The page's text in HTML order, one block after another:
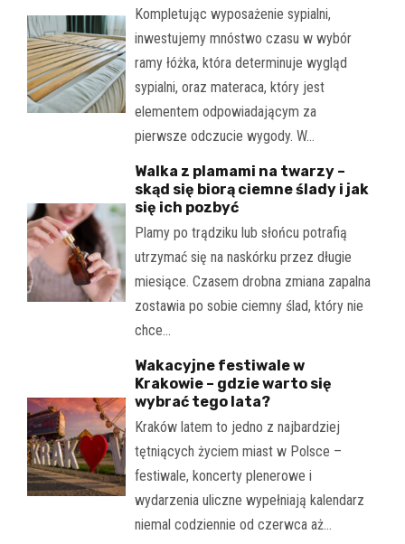
Kompletując wyposażenie sypialni,
inwestujemy mnóstwo czasu w wybór
ramy łóżka, która determinuje wygląd
sypialni, oraz materaca, który jest
elementem odpowiadającym za
pierwsze odczucie wygody. W…
Walka z plamami na twarzy –
skąd się biorą ciemne ślady i jak
się ich pozbyć
Plamy po trądziku lub słońcu potrafią
utrzymać się na naskórku przez długie
miesiące. Czasem drobna zmiana zapalna
zostawia po sobie ciemny ślad, który nie
chce…
Wakacyjne festiwale w
Krakowie – gdzie warto się
wybrać tego lata?
Kraków latem to jedno z najbardziej
tętniących życiem miast w Polsce –
festiwale, koncerty plenerowe i
wydarzenia uliczne wypełniają kalendarz
niemal codziennie od czerwca aż…